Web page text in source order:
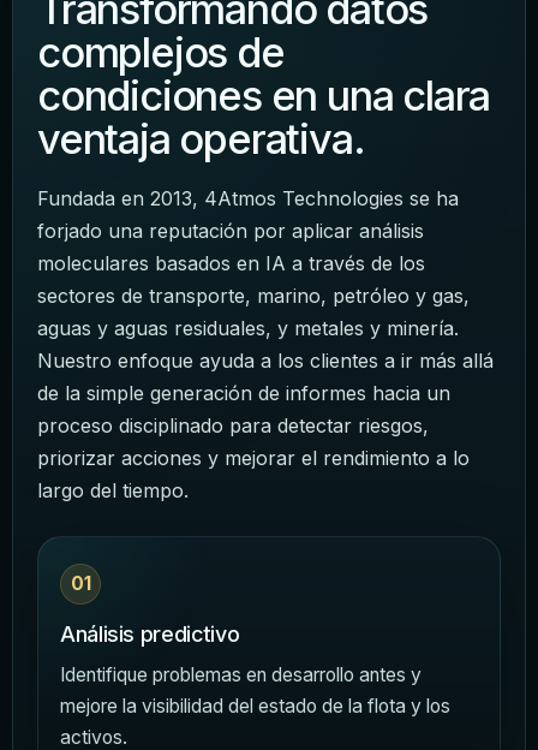
complejos de
condiciones en una clara
ventaja operativa.
Fundada en 2013, 4Atmos Technologies se ha
forjado una reputación por aplicar análisis
moleculares basados en IA a través de los
sectores de transporte, marino, petróleo y gas,
aguas y aguas residuales, y metales y minería.
Nuestro enfoque ayuda a los clientes a ir más allá
de la simple generación de informes hacia un
proceso disciplinado para detectar riesgos,
priorizar acciones y mejorar el rendimiento a lo
largo del tiempo.
01
Análisis predictivo
Identifique problemas en desarrollo antes y
mejore la visibilidad del estado de la flota y los
activos.